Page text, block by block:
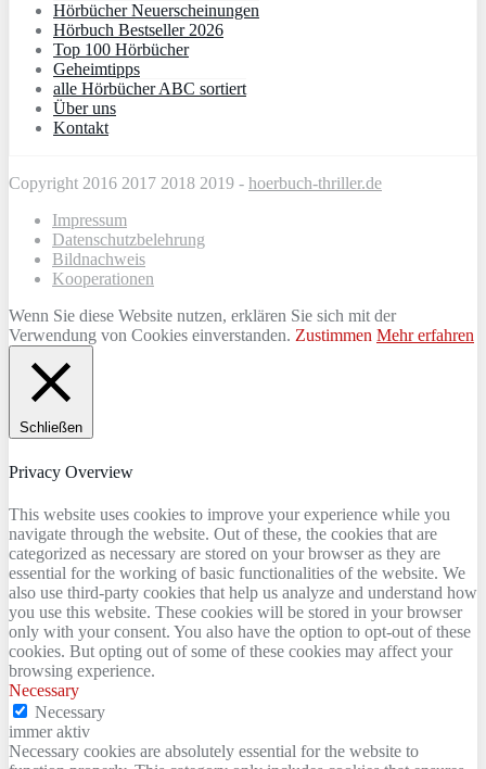
Hörbücher Neuerscheinungen
Hörbuch Bestseller 2026
Top 100 Hörbücher
Geheimtipps
alle Hörbücher ABC sortiert
Über uns
Kontakt
Copyright 2016 2017 2018 2019 - hoerbuch-thriller.de
Impressum
Datenschutzbelehrung
Bildnachweis
Kooperationen
Wenn Sie diese Website nutzen, erklären Sie sich mit der
Verwendung von Cookies einverstanden. Zustimmen Mehr erfahren
Schließen
Privacy Overview
This website uses cookies to improve your experience while you
navigate through the website. Out of these, the cookies that are
categorized as necessary are stored on your browser as they are
essential for the working of basic functionalities of the website. We
also use third-party cookies that help us analyze and understand how
you use this website. These cookies will be stored in your browser
only with your consent. You also have the option to opt-out of these
cookies. But opting out of some of these cookies may affect your
browsing experience.
Necessary
Necessary
immer aktiv
Necessary cookies are absolutely essential for the website to